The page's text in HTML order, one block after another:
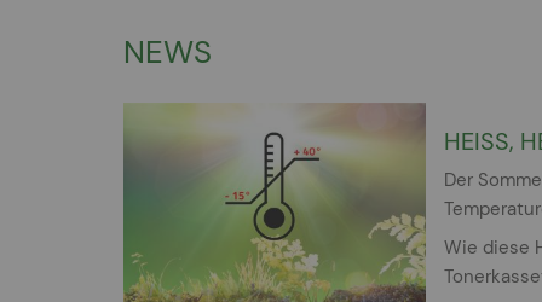
NEWS
HEISS,
Der
Wie diese